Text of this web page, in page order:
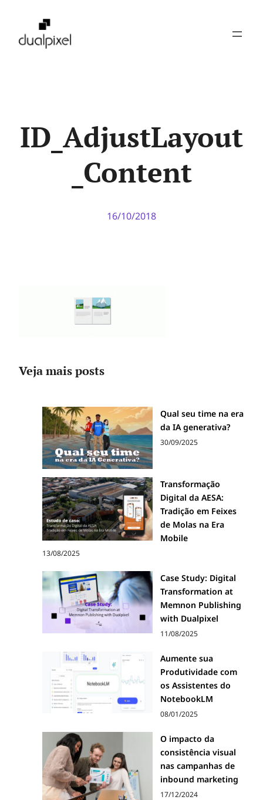
ID_AdjustLayout
_Content
16/10/2018
Veja mais posts
Qual seu time na era
da IA generativa?
30/09/2025
Transformação
Digital da AESA:
Tradição em Feixes
de Molas na Era
Mobile
13/08/2025
Case Study: Digital
Transformation at
Memnon Publishing
with Dualpixel
11/08/2025
Aumente sua
Produtividade com
os Assistentes do
NotebookLM
08/01/2025
O impacto da
consistência visual
nas campanhas de
inbound marketing
17/12/2024